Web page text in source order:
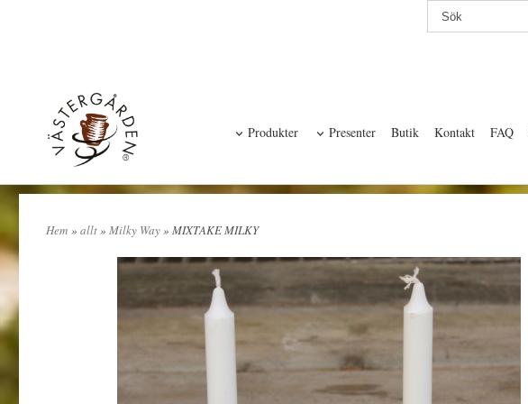
Produkter Presenter Butik Kontakt FAQ
Hem » allt» Milky Way» MIXTAKE MILKY